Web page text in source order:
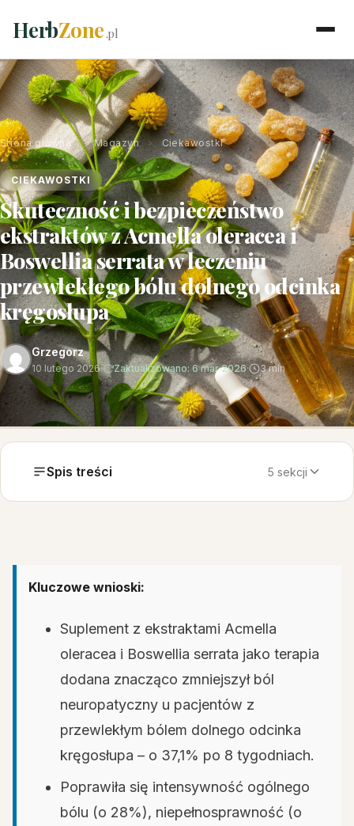
HerbZone.pl
Strona główna › Magazyn › Ciekawostki
CIEKAWOSTKI
Skuteczność i bezpieczeństwo
ekstraktów z Acmella oleracea i
Boswellia serrata w leczeniu
przewlekłego bólu dolnego odcinka
kręgosłupa
Grzegorz
10 lutego 2026· Zaktualizowano: 6 mar 2026· 3 min
Spis treści 5 sekcji
Kluczowe wnioski:
Suplement z ekstraktami Acmella
oleracea i Boswellia serrata jako terapia
dodana znacząco zmniejszył ból
neuropatyczny u pacjentów z
przewlekłym bólem dolnego odcinka
kręgosłupa – o 37,1% po 8 tygodniach.
Poprawiła się intensywność ogólnego
bólu (o 28%), niepełnosprawność (o